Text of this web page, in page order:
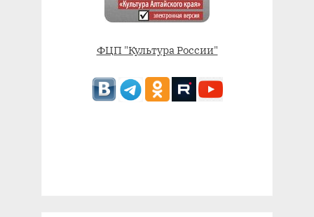
ФЦП "Культура России"